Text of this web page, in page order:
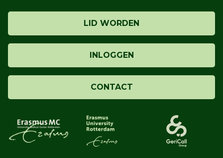
LID WORDEN
INLOGGEN
CONTACT